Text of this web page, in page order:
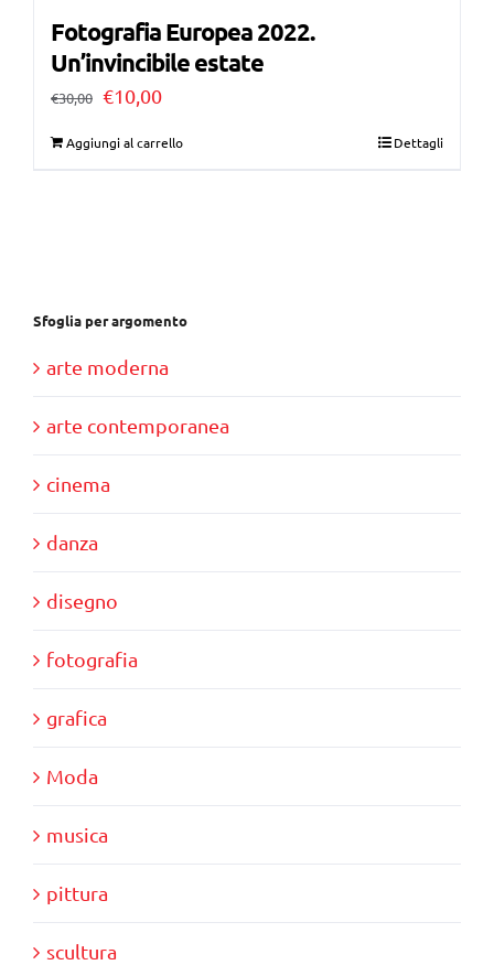
Fotografia Europea 2022.
Un’invincibile estate
€30,00 Il
€10,00Il
Aggiungi al carrello Dettagli
Sfoglia per argomento
arte moderna
arte contemporanea
cinema
danza
disegno
fotografia
grafica
Moda
musica
pittura
scultura